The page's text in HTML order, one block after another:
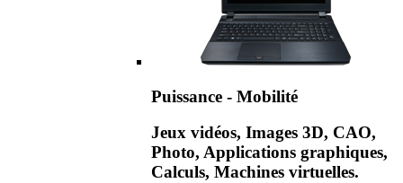
Puissance - Mobilité
Jeux vidéos, Images 3D, CAO,
Photo, Applications graphiques,
Calculs, Machines virtuelles.